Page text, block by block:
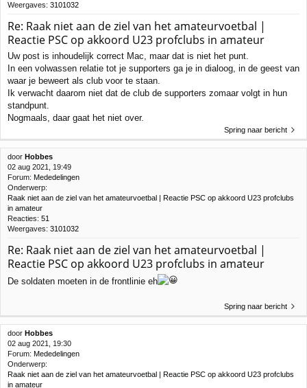
Weergaves: 3101032
Re: Raak niet aan de ziel van het amateurvoetbal |
Reactie PSC op akkoord U23 profclubs in amateur
Uw post is inhoudelijk correct Mac, maar dat is niet het punt.
In een volwassen relatie tot je supporters ga je in dialoog, in de geest van
waar je beweert als club voor te staan.
Ik verwacht daarom niet dat de club de supporters zomaar volgt in hun
standpunt.
Nogmaals, daar gaat het niet over.
Spring naar bericht
door Hobbes
02 aug 2021, 19:49
Forum: Mededelingen
Onderwerp:
Raak niet aan de ziel van het amateurvoetbal | Reactie PSC op akkoord U23 profclubs
in amateur
Reacties: 51
Weergaves: 3101032
Re: Raak niet aan de ziel van het amateurvoetbal |
Reactie PSC op akkoord U23 profclubs in amateur
De soldaten moeten in de frontlinie eh
Spring naar bericht
door Hobbes
02 aug 2021, 19:30
Forum: Mededelingen
Onderwerp:
Raak niet aan de ziel van het amateurvoetbal | Reactie PSC op akkoord U23 profclubs
in amateur